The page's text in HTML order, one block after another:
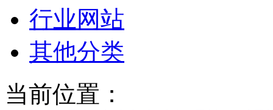
行业网站
其他分类
当前位置：